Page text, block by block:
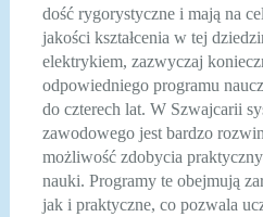
dość rygorystyczne i mają na
jakości kształcenia w tej
elektrykiem, zazwyczaj
odpowiedniego programu
do czterech lat. W Szwajcarii
zawodowego jest bardzo
możliwość zdobycia
nauki. Programy te obejmują
jak i praktyczne, co pozwala